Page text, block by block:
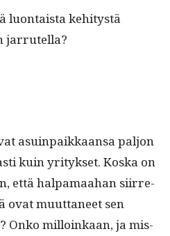
luon­taista kehi­tys­tä
jarrutella?
asuin­paikkaansa paljon
kuin yri­tyk­set. Kos­ka on
että hal­pa­maa­han siir­re­
ovat muut­ta­neet sen
Onko mil­loinkaan, ja mis­